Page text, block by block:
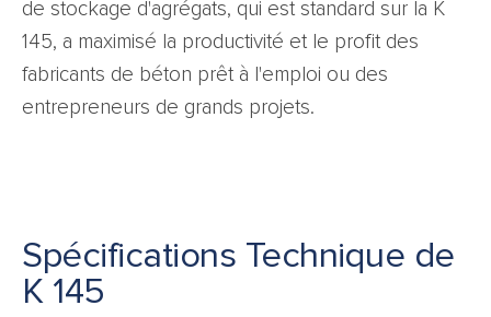
de stockage d'agrégats, qui est standard sur la K
145, a maximisé la productivité et le profit des
fabricants de béton prêt à l'emploi ou des
entrepreneurs de grands projets.
Spécifications Technique de
K 145